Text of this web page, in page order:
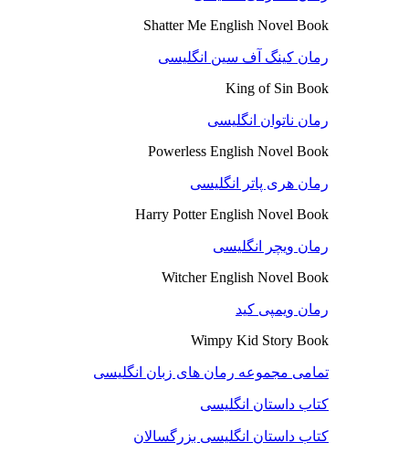
Shatter Me English Novel Book
رمان کینگ آف سین انگلیسی
King of Sin Book
رمان ناتوان انگلیسی
Powerless English Novel Book
رمان هری پاتر انگلیسی
Harry Potter English Novel Book
رمان ویچر انگلیسی
Witcher English Novel Book
رمان ویمپی کید
Wimpy Kid Story Book
تمامی مجموعه رمان های زبان انگلیسی
کتاب داستان انگلیسی
کتاب داستان انگلیسی بزرگسالان